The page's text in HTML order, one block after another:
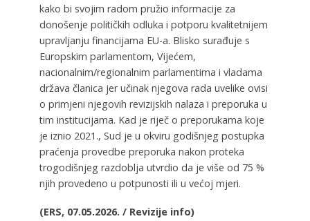
kako bi svojim radom pružio informacije za
donošenje političkih odluka i potporu kvalitetnijem
upravljanju financijama EU-a. Blisko surađuje s
Europskim parlamentom, Vijećem,
nacionalnim/regionalnim parlamentima i vladama
država članica jer učinak njegova rada uvelike ovisi
o primjeni njegovih revizijskih nalaza i preporuka u
tim institucijama. Kad je riječ o preporukama koje
je iznio 2021., Sud je u okviru godišnjeg postupka
praćenja provedbe preporuka nakon proteka
trogodišnjeg razdoblja utvrdio da je više od 75 %
njih provedeno u potpunosti ili u većoj mjeri.
(ERS, 07.05.2026. / Revizije info)